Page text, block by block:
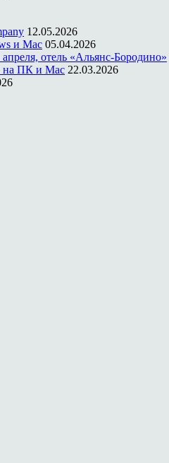
12.05.2026
и Mac 05.04.2026
отель «Альянс-Бородино»
на ПК и Mac 22.03.2026